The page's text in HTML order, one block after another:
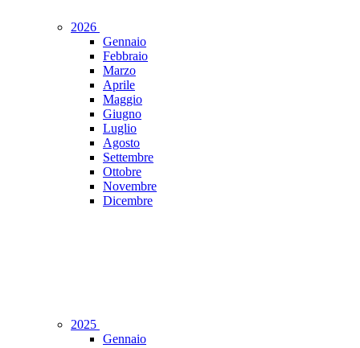
2026
Gennaio
Febbraio
Marzo
Aprile
Maggio
Giugno
Luglio
Agosto
Settembre
Ottobre
Novembre
Dicembre
2025
Gennaio